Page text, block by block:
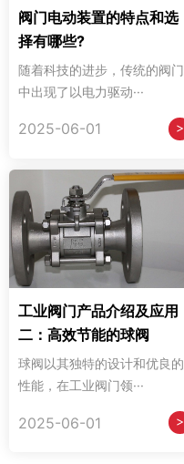
阀门电动装置的特点和选
择有哪些?
随着科技的进步，传统的阀门
中出现了以电力驱动···
2025-06-01 >
工业阀门产品介绍及应用
二：高效节能的球阀
球阀以其独特的设计和优良的
性能，在工业阀门领···
2025-06-01 >